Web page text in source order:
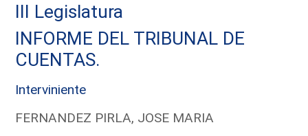
III Legislatura
INFORME DEL TRIBUNAL DE
CUENTAS.
Interviniente
FERNANDEZ PIRLA, JOSE MARIA